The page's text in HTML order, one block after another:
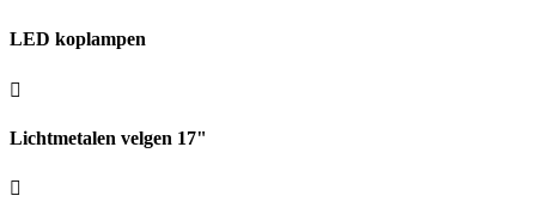
LED koplampen
Lichtmetalen velgen 17"